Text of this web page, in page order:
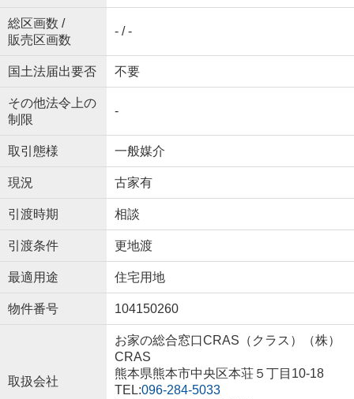
総区画数 /
販売区画数
- / -
国土法届出要否 不要
その他法令上の
制限
-
取引態様 一般媒介
現況 古家有
引渡時期 相談
引渡条件 更地渡
最適用途 住宅用地
物件番号 104150260
取扱会社
お家の総合窓口CRAS（クラス）（株）
CRAS
熊本県熊本市中央区本荘５丁目10-18
TEL:096-284-5033